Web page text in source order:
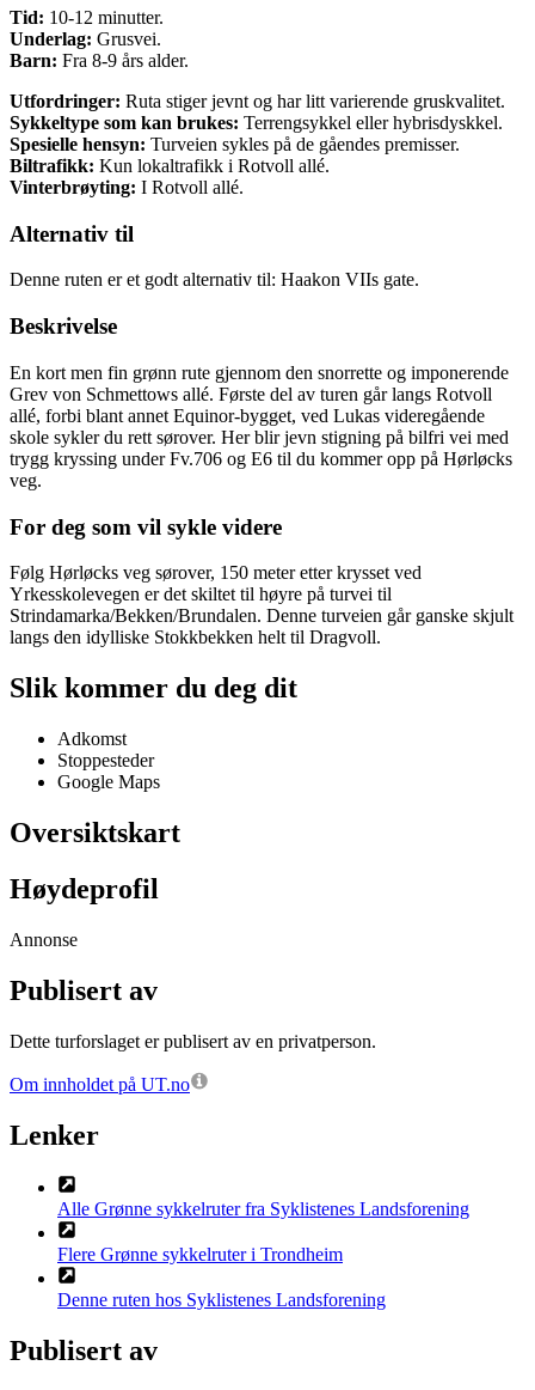
Tid: 10-12 minutter.
Underlag: Grusvei.
Barn: Fra 8-9 års alder.
Utfordringer: Ruta stiger jevnt og har litt varierende gruskvalitet.
Sykkeltype som kan brukes: Terrengsykkel eller hybrisdyskkel.
Spesielle hensyn: Turveien sykles på de gåendes premisser.
Biltrafikk: Kun lokaltrafikk i Rotvoll allé.
Vinterbrøyting: I Rotvoll allé.
Alternativ til
Denne ruten er et godt alternativ til: Haakon VIIs gate.
Beskrivelse
En kort men fin grønn rute gjennom den snorrette og imponerende
Grev von Schmettows allé. Første del av turen går langs Rotvoll
allé, forbi blant annet Equinor-bygget, ved Lukas videregående
skole sykler du rett sørover. Her blir jevn stigning på bilfri vei med
trygg kryssing under Fv.706 og E6 til du kommer opp på Hørløcks
veg.
For deg som vil sykle videre
Følg Hørløcks veg sørover, 150 meter etter krysset ved
Yrkesskolevegen er det skiltet til høyre på turvei til
Strindamarka/Bekken/Brundalen. Denne turveien går ganske skjult
langs den idylliske Stokkbekken helt til Dragvoll.
Slik kommer du deg dit
Adkomst
Stoppesteder
Google Maps
Oversiktskart
Høydeprofil
Annonse
Publisert av
Dette turforslaget er publisert av en privatperson.
Om innholdet på UT.no
Lenker
Alle Grønne sykkelruter fra Syklistenes Landsforening
Flere Grønne sykkelruter i Trondheim
Denne ruten hos Syklistenes Landsforening
Publisert av